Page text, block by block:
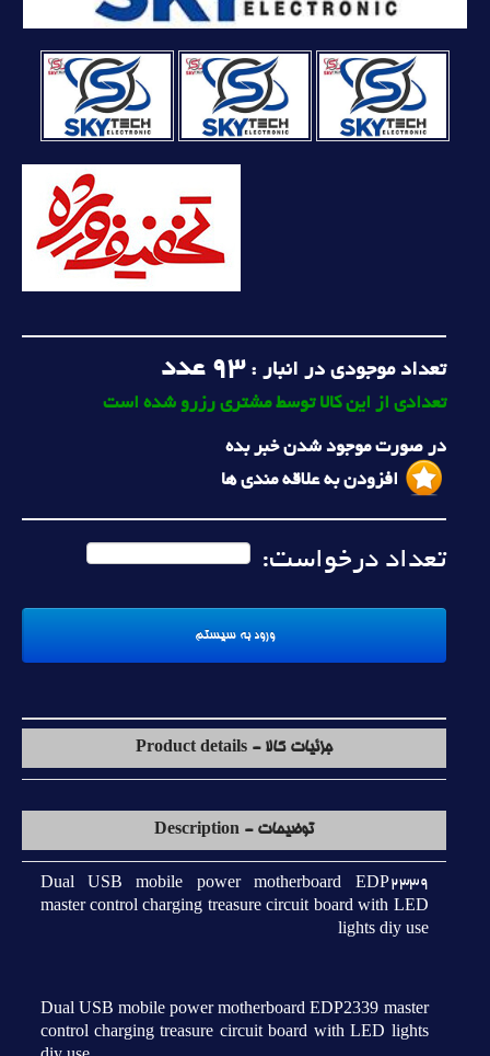
تعداد موجودی در انبار :93 عدد
تعدادی از این کالا توسط مشتری رزرو شده است
در صورت موجود شدن خبر بده
افزودن به علاقه مندی ها
تعداد درخواست:
جزئیات کالا - Product details
توضیحات - Description
Dual USB mobile power motherboard EDP2339
master control charging treasure circuit board with LED
lights diy use
Dual USB mobile power motherboard EDP2339 master
control charging treasure circuit board with LED lights